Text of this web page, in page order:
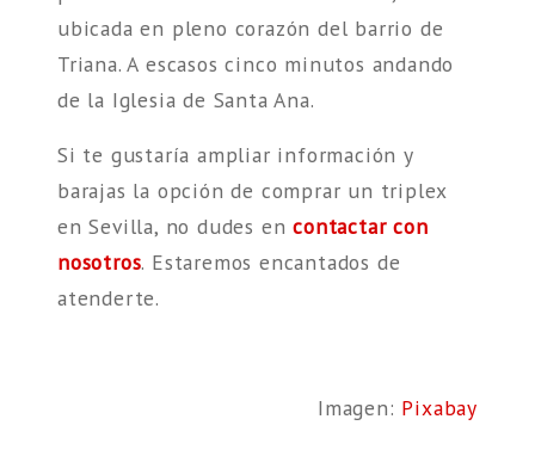
ubicada en pleno corazón del barrio de
Triana. A escasos cinco minutos andando
de la Iglesia de Santa Ana.
Si te gustaría ampliar información y
barajas la opción de comprar un triplex
en Sevilla, no dudes encontactar con
nosotros. Estaremos encantados de
atenderte.
Imagen: Pixabay